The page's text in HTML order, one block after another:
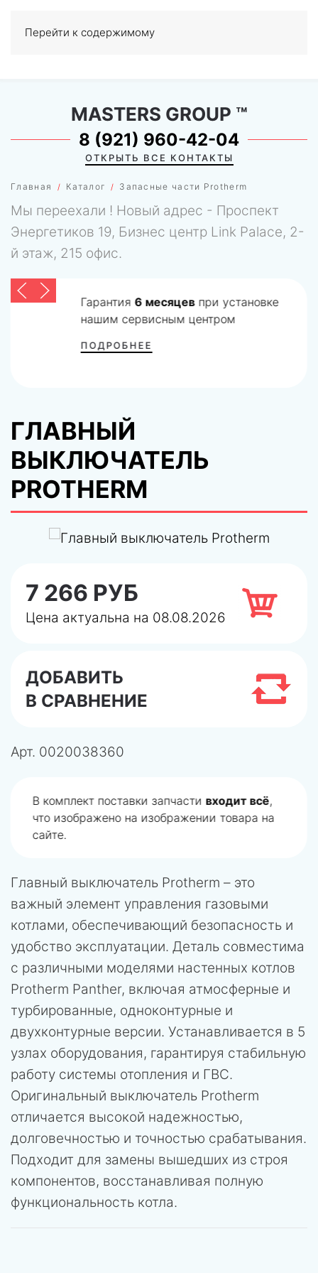
Перейти к содержимому
0
Главная Каталог Запасные части Protherm
MASTERS GROUP ™
8 (921) 960-42-04
ОТКРЫТЬ ВСЕ КОНТАКТЫ
Мы переехали ! Новый адрес - Проспект
Энергетиков 19, Бизнес центр Link Palace, 2-
й этаж, 215 офис.
Гарантия 6 месяцевпри установке
нашим сервисным центром
ПОДРОБНЕЕ
ГЛАВНЫЙ
ВЫКЛЮЧАТЕЛЬ
PROTHERM
7 266 РУБ
Цена актуальна на 08.08.2026
ДОБАВИТЬ
В СРАВНЕНИЕ
Арт. 0020038360
В комплект поставки запчастивходит всё,
что изображено на изображении товара на
сайте.
Главный выключатель Protherm – это
важный элемент управления газовыми
котлами, обеспечивающий безопасность и
удобство эксплуатации. Деталь совместима
с различными моделями настенных котлов
Protherm Panther, включая атмосферные и
турбированные, одноконтурные и
двухконтурные версии. Устанавливается в 5
узлах оборудования, гарантируя стабильную
работу системы отопления и ГВС.
Оригинальный выключатель Protherm
отличается высокой надежностью,
долговечностью и точностью срабатывания.
Подходит для замены вышедших из строя
компонентов, восстанавливая полную
функциональность котла.